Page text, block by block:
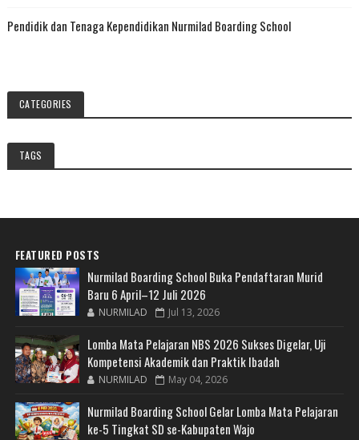
Pendidik dan Tenaga Kependidikan Nurmilad Boarding School
CATEGORIES
TAGS
FEATURED POSTS
Nurmilad Boarding School Buka Pendaftaran Murid
Baru 6 April–12 Juli 2026
NURMILAD Jul 13, 2026
Lomba Mata Pelajaran NBS 2026 Sukses Digelar, Uji
Kompetensi Akademik dan Praktik Ibadah
NURMILAD May 04, 2026
Nurmilad Boarding School Gelar Lomba Mata Pelajaran
ke-5 Tingkat SD se-Kabupaten Wajo